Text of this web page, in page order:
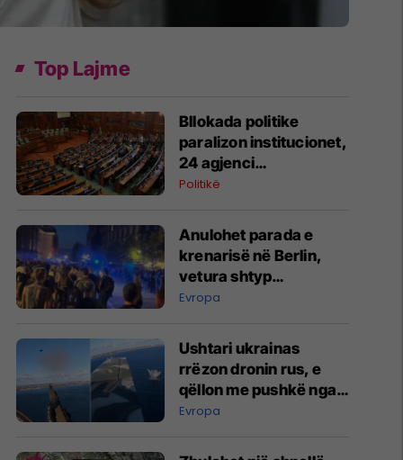
Top Lajme
Bllokada politike
paralizon institucionet,
24 agjenci
funksionojnë me
ose jo të plota
Politikë
Anulohet parada e
krenarisë në Berlin,
vetura shtyp
pjesëmarrësit –
lënduar
Evropa
Ushtari ukrainas
rrëzon dronin rus, e
qëllon me pushkë nga
kabina e aeroplanit
Evropa